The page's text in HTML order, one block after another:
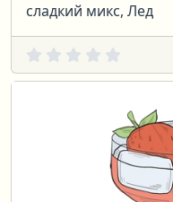
сладкий микс, Лед